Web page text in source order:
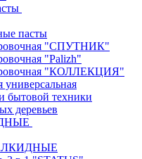
пасты
"СПУТНИК"
"Palizh"
"КОЛЛЕКЦИЯ"
универсальная
бытовой техники
деревьев